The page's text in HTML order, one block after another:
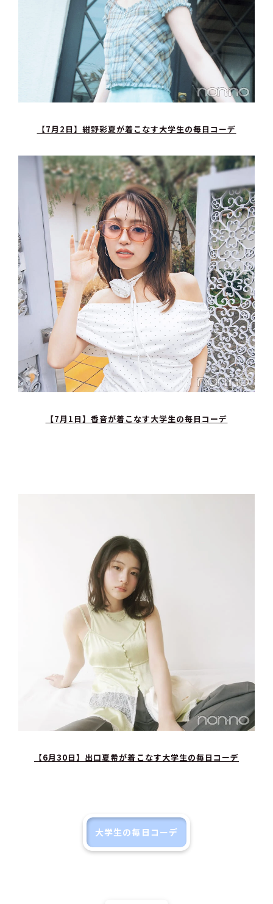
【7月2日】紺野彩夏が着こなす大学生の毎日コーデ
【7月1日】香音が着こなす大学生の毎日コーデ
【6月30日】出口夏希が着こなす大学生の毎日コーデ
大学生の毎日コーデ